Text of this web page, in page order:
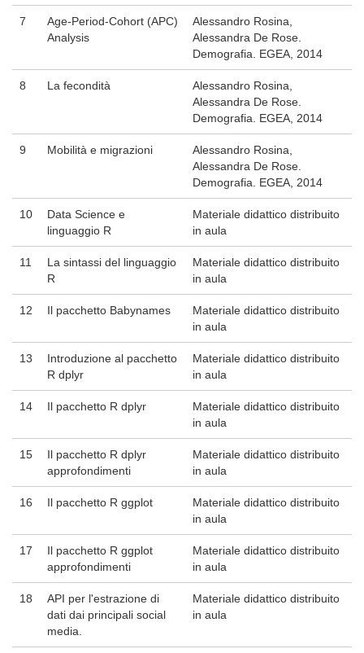
7
Age-Period-Cohort (APC)
Analysis
Alessandro Rosina,
Alessandra De Rose.
Demografia. EGEA, 2014
8 La fecondità
Alessandro Rosina,
Alessandra De Rose.
Demografia. EGEA, 2014
9 Mobilità e migrazioni
Alessandro Rosina,
Alessandra De Rose.
Demografia. EGEA, 2014
10
Data Science e
linguaggio R
Materiale didattico distribuito
in aula
11
La sintassi del linguaggio
R
Materiale didattico distribuito
in aula
12 Il pacchetto Babynames
Materiale didattico distribuito
in aula
13
Introduzione al pacchetto
R dplyr
Materiale didattico distribuito
in aula
14 Il pacchetto R dplyr
Materiale didattico distribuito
in aula
15
Il pacchetto R dplyr
approfondimenti
Materiale didattico distribuito
in aula
16 Il pacchetto R ggplot
Materiale didattico distribuito
in aula
17
Il pacchetto R ggplot
approfondimenti
Materiale didattico distribuito
in aula
18
API per l'estrazione di
dati dai principali social
media.
Materiale didattico distribuito
in aula